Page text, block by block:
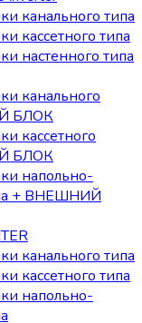
канального типа
кассетного типа
настенного типа
канального
БЛОК
кассетного
БЛОК
напольно-
+ ВНЕШНИЙ
канального типа
кассетного типа
напольно-